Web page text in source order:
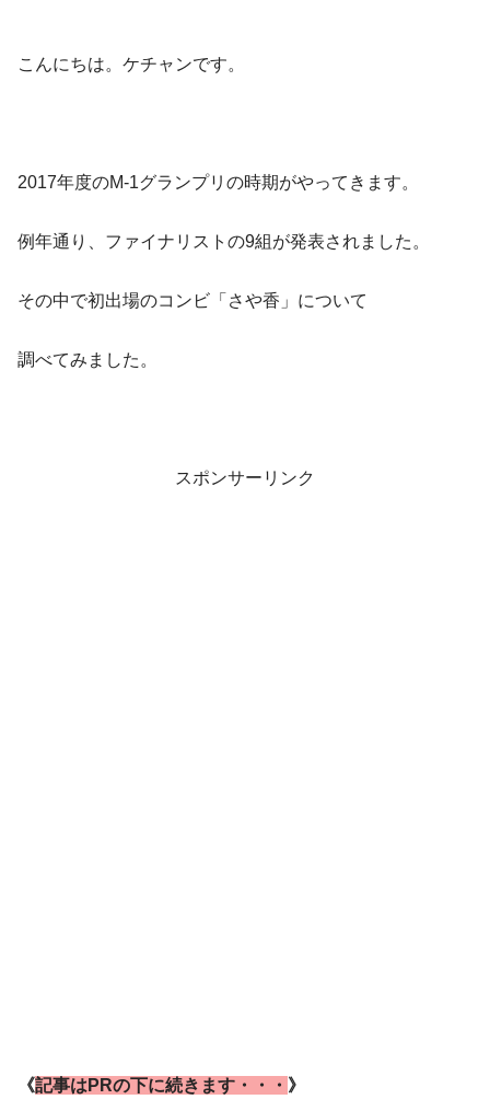
こんにちは。ケチャンです。
2017年度のM-1グランプリの時期がやってきます。
例年通り、ファイナリストの9組が発表されました。
その中で初出場のコンビ「さや香」について
調べてみました。
スポンサーリンク
《記事はPRの下に続きます・・・ 》